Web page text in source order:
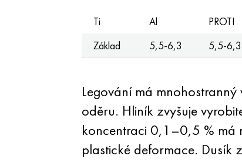
Ti Al PROTI
Základ
5,5-6,3 5,5-6,3
Legování má
oděru. Hliník zvyšuje
koncentraci 0,1–0,5 % má
plastické deformace. Dusík